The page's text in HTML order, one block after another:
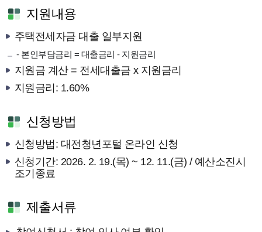
지원내용
주택전세자금 대출 일부지원
- 본인부담금리 = 대출금리 - 지원금리
지원금 계산 = 전세대출금 x 지원금리
지원금리: 1.60%
신청방법
신청방법: 대전청년포털 온라인 신청
신청기간: 2026. 2. 19.(목) ~ 12. 11.(금) / 예산소진시
조기종료
제출서류